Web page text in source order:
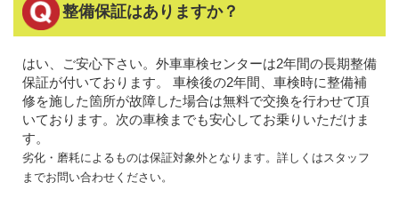
整備保証はありますか？
はい、ご安心下さい。外車車検センターは2年間の長期整備
保証が付いております。 車検後の2年間、車検時に整備補
修を施した箇所が故障した場合は無料で交換を行わせて頂
いております。次の車検までも安心してお乗りいただけま
す。
劣化・磨耗によるものは保証対象外となります。詳しくはスタッフ
までお問い合わせください。